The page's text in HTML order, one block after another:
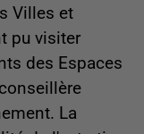
Villes et
pu visiter
des Espaces
La